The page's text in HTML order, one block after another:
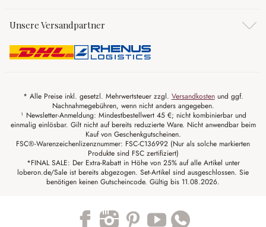
Unsere Versandpartner
* Alle Preise inkl. gesetzl. Mehrwertsteuer zzgl. Versandkostenund ggf.
Nachnahmegebühren, wenn nicht anders angegeben.
¹ Newsletter-Anmeldung: Mindestbestellwert 45 €; nicht kombinierbar und
einmalig einlösbar. Gilt nicht auf bereits reduzierte Ware. Nicht anwendbar beim
Kauf von Geschenkgutscheinen.
FSC®-Warenzeichenlizenznummer: FSC-C136992 (Nur als solche markierten
Produkte sind FSC zertifiziert)
*FINAL SALE: Der Extra-Rabatt in Höhe von 25% auf alle Artikel unter
loberon.de/Sale ist bereits abgezogen. Set-Artikel sind ausgeschlossen. Sie
benötigen keinen Gutscheincode. Gültig bis 11.08.2026.